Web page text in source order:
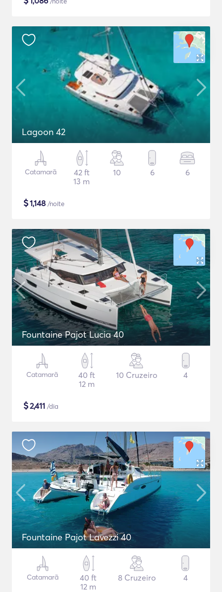
Lagoon 42
Catamarã
42 ft
13 m
10 6 6
$1,148 /noite
Fountaine Pajot Lucia 40
Catamarã
40 ft
12 m
10 Cruzeiro 4
$2,411 /dia
Fountaine Pajot Lavezzi 40
Catamarã
40 ft
12 m
8 Cruzeiro 4